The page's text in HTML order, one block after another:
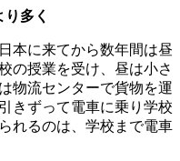
多く
本に来てから数年間は昼
の授業を受け、昼は小さ
物流センターで貨物を運
きずって電車に乗り学校
れるのは、学校まで電車